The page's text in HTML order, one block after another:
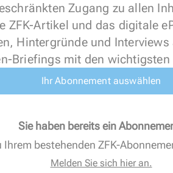
Zugang zu allen
ZFK-Artikel und das digitale
Hintergründe und
Briefings mit den wichtigsten
Ihr Abonnement auswählen
Sie haben bereits ein
Ihrem bestehenden ZFK-
Melden Sie sich hier an.